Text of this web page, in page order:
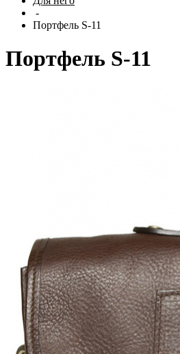
-
Портфель S-11
Портфель S-11